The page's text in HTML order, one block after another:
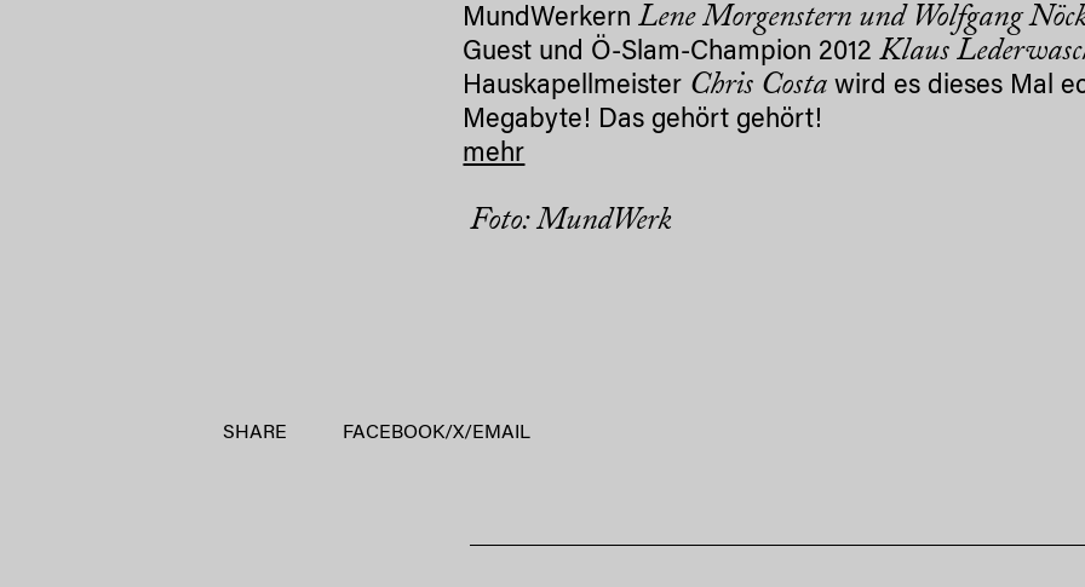
MundWerkernLene Morgenstern und Wolfgang
Guest und Ö-Slam-Champion 2012Klaus
Hauskapellmeister Chris Costa wird es dieses Mal
Megabyte! Das gehört gehört!
mehr
Foto: MundWerk
SHARE FACEBOOK/X/ EMAIL